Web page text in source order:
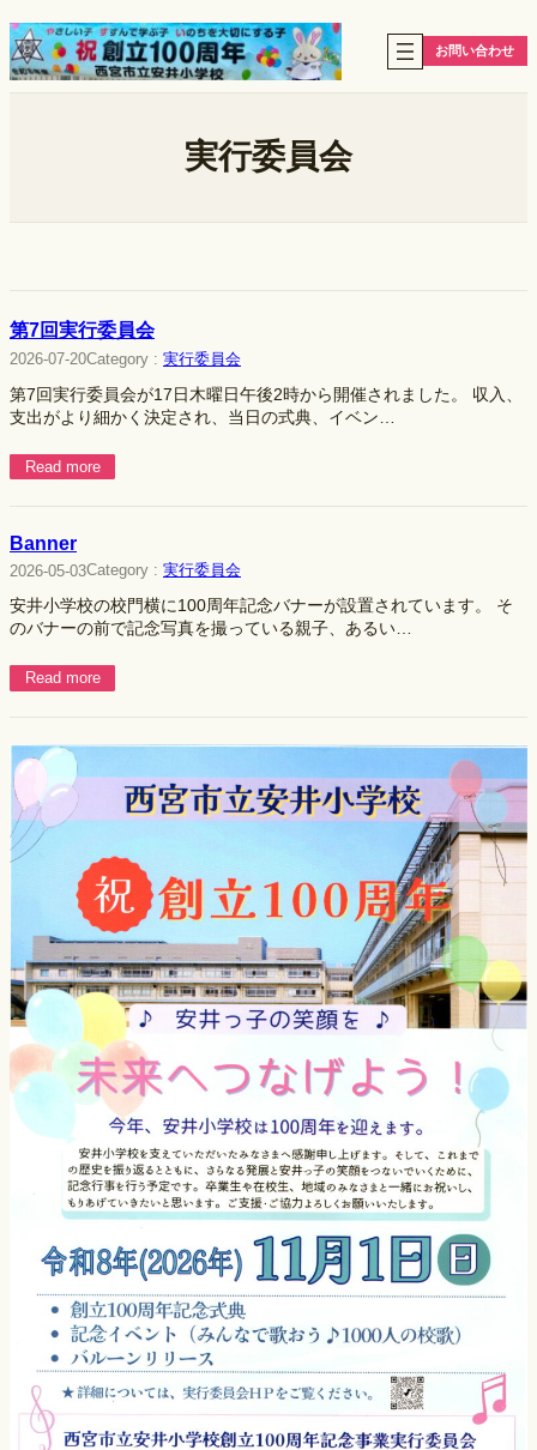
内
容
を
お問い合わせ
実行委員会
第7回実行委員会
2026-07-20Category : 実行委員会
第7回実行委員会が17日木曜日午後2時から開催されました。 収入、
支出がより細かく決定され、当日の式典、イベン…
Read more
Banner
2026-05-03Category : 実行委員会
安井小学校の校門横に100周年記念バナーが設置されています。 そ
のバナーの前で記念写真を撮っている親子、あるい…
Read more